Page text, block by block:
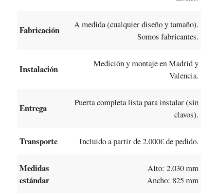
Fabricación
A medida (cualquier diseño y tamaño).
Somos fabricantes.
Instalación
Medición y montaje en Madrid y
Valencia.
Entrega
Puerta completa lista para instalar (sin
clavos).
Transporte Incluido a partir de 2.000€ de pedido.
Medidas
estándar
Alto: 2.030 mm
Ancho: 825 mm